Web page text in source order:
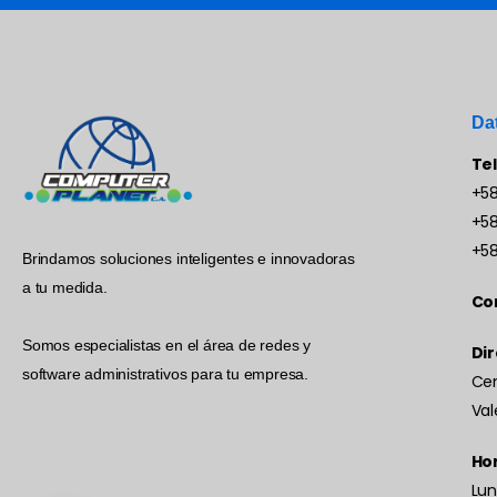
Brindamos soluciones inteligentes e innovadoras
a tu medida.
Somos especialistas en el área de redes y
software administrativos para tu empresa.